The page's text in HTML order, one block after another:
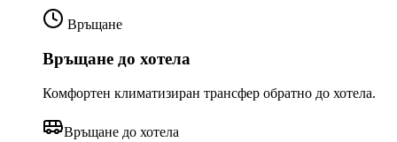
Връщане
Връщане до хотела
Комфортен климатизиран трансфер обратно до хотела.
Връщане до хотела